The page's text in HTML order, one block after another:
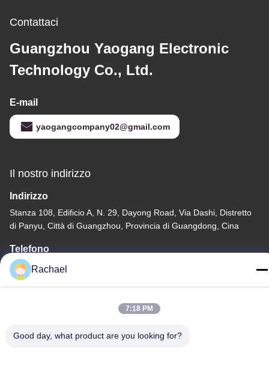
Contattaci
Guangzhou Yaogang Electronic
Technology Co., Ltd.
E-mail
yaogangcompany02@gmail.com
Il nostro indirizzo
Indirizzo
Stanza 108, Edificio A, N. 29, Dayong Road, Via Dashi, Distretto
di Panyu, Città di Guangzhou, Provincia di Guangdong, Cina
Telefono
0086-15112103717
Rachael
7:18 PM
Good day, what product are you looking for?